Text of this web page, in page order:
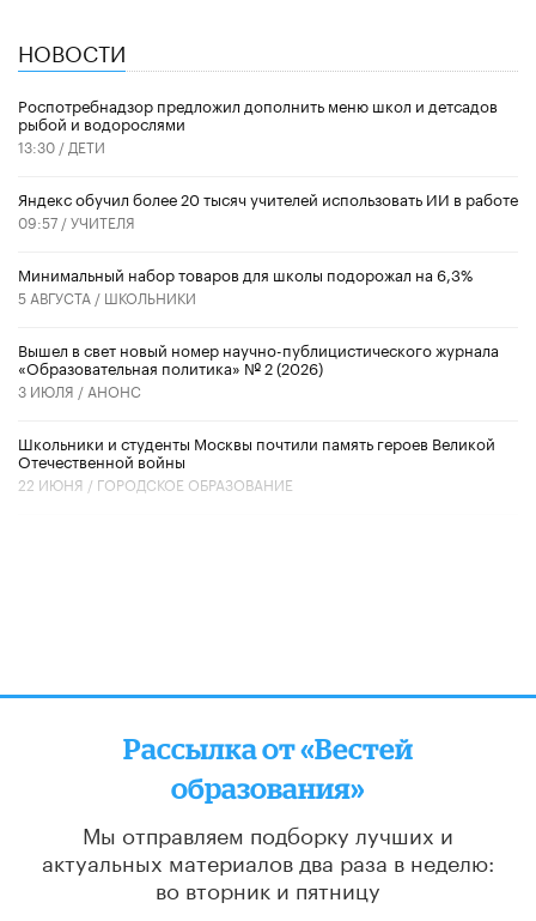
НОВОСТИ
Роспотребнадзор предложил дополнить меню школ и детсадов
рыбой и водорослями
13:30 / ДЕТИ
​Яндекс обучил более 20 тысяч учителей использовать ИИ в работе
09:57 /УЧИТЕЛЯ
Минимальный набор товаров для школы подорожал на 6,3%
5 АВГУСТА / ШКОЛЬНИКИ
Вышел в свет новый номер научно-публицистического журнала
«Образовательная политика» № 2 (2026)
3 ИЮЛЯ / АНОНС
Школьники и студенты Москвы почтили память героев Великой
Отечественной войны
22 ИЮНЯ / ГОРОДСКОЕ ОБРАЗОВАНИЕ
Рассылка от «Вестей
образования»
Мы отправляем подборку лучших и
актуальных материалов два раза в неделю:
во вторник и пятницу